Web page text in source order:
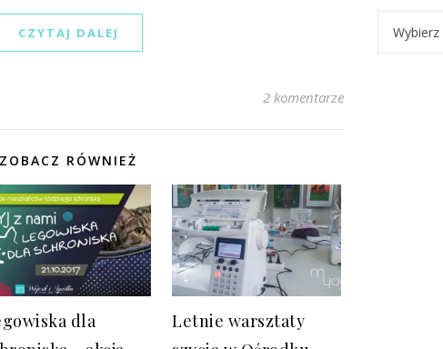
CZYTAJ DALEJ
2 komentarze
ZOBACZ RÓWNIEŻ
dla
Letnie warsztaty